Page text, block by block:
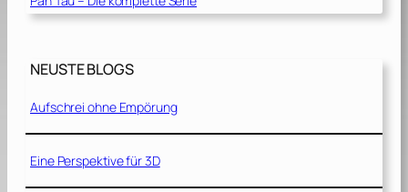
NEUSTE BLOGS
Aufschrei ohne Empörung
Eine Perspektive für 3D